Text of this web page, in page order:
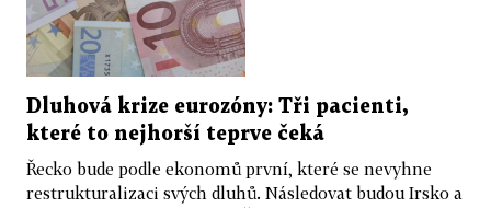
Dluhová krize eurozóny: Tři pacienti,
které to nejhorší teprve čeká
Řecko bude podle ekonomů první, které se nevyhne
restrukturalizaci svých dluhů. Následovat budou Irsko a